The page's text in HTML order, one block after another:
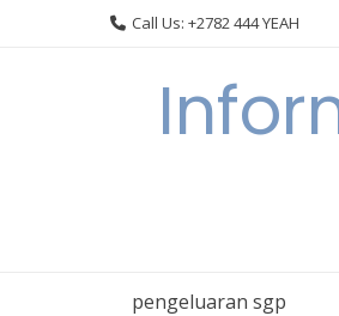
Call Us: +2782 444 YEAH
pengeluaran sgp